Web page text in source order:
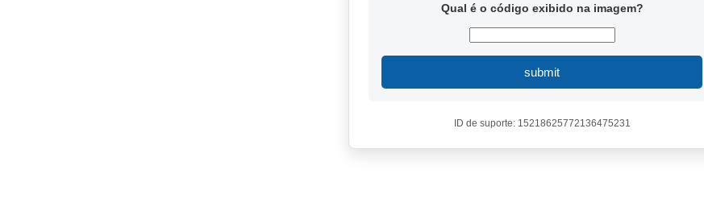
Qual é o código exibido na imagem?
submit
ID de suporte: 15218625772136475231